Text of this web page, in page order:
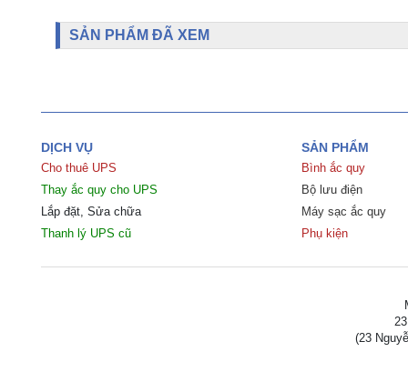
SẢN PHẨM ĐÃ XEM
DỊCH VỤ
Cho thuê UPS
Thay ắc quy cho UPS
Lắp đặt, Sửa chữa
Thanh lý UPS cũ
SẢN PHẨM
Bình ắc quy
Bộ lưu điện
Máy sạc ắc quy
Phụ kiện
(23